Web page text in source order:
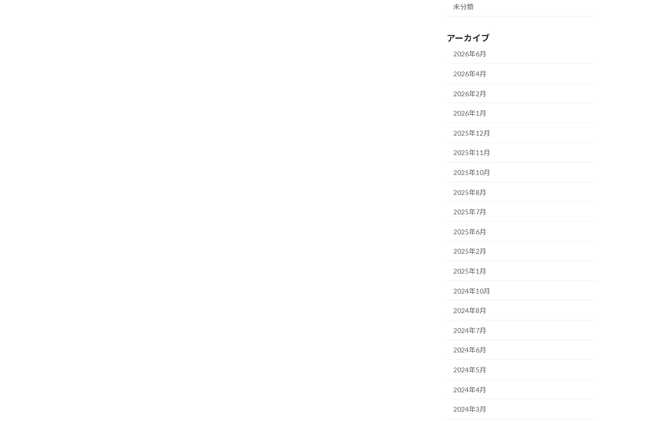
未分類
アーカイブ
2026年6月
2026年4月
2026年2月
2026年1月
2025年12月
2025年11月
2025年10月
2025年8月
2025年7月
2025年6月
2025年2月
2025年1月
2024年10月
2024年8月
2024年7月
2024年6月
2024年5月
2024年4月
2024年3月